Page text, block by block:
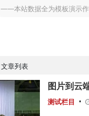
——本站数据全为模板演示
文章列表
图片到云
测试栏目 •